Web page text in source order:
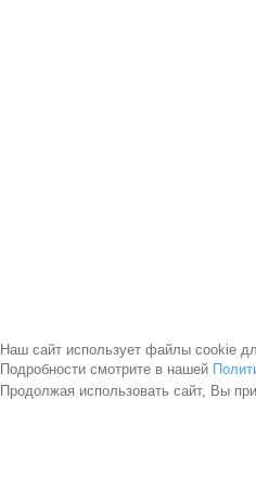
Наш сайт использует файлы cookie
Подробности смотрите в нашей
Продолжая использовать сайт, Вы